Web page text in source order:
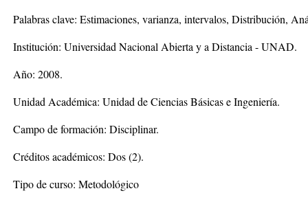
Palabras clave: Estimaciones, varianza, intervalos, Distribución,
Institución: Universidad Nacional Abierta y a Distancia - UNAD.
Año: 2008.
Unidad Académica: Unidad de Ciencias Básicas e Ingeniería.
Campo de formación: Disciplinar.
Créditos académicos: Dos (2).
Tipo de curso: Metodológico